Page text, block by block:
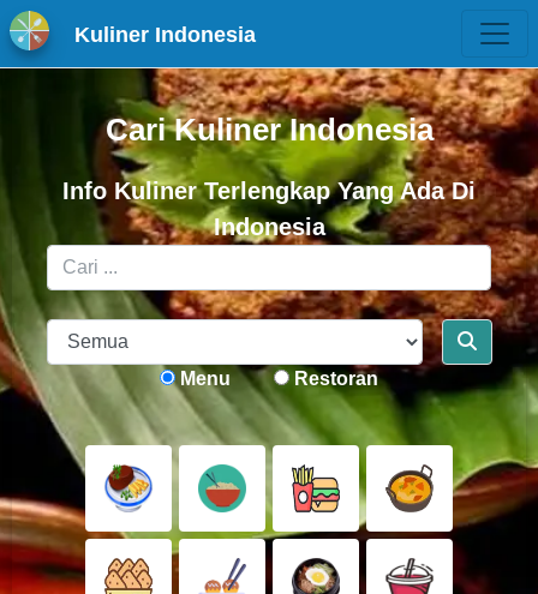
Kuliner Indonesia
Cari Kuliner Indonesia
Info Kuliner Terlengkap Yang Ada Di
Indonesia
Menu Restoran